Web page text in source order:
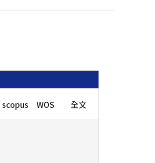
scopus WOS 全文